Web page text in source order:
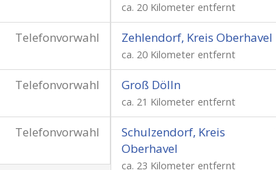
ca. 20 Kilometer entfernt
Telefonvorwahl Zehlendorf, Kreis Oberhavel
ca. 20 Kilometer entfernt
Telefonvorwahl Groß Dölln
ca. 21 Kilometer entfernt
Telefonvorwahl
Schulzendorf, Kreis
Oberhavel
ca. 23 Kilometer entfernt